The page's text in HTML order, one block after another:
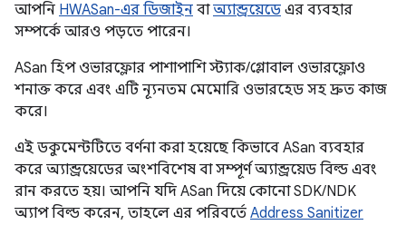
আপনি HWASan-এর ডিজাইন বাঅ্যান্ড্রয়েডে এর ব্যবহার
সম্পর্কে আরও পড়তে পারেন।
ASan হিপ ওভারফ্লোর পাশাপাশি স্ট্যাক/গ্লোবাল ওভারফ্লোও
শনাক্ত করে এবং এটি ন্যূনতম মেমোরি ওভারহেড সহ দ্রুত কাজ
করে।
এই ডকুমেন্টটিতে বর্ণনা করা হয়েছে কিভাবে ASan ব্যবহার
করে অ্যান্ড্রয়েডের অংশবিশেষ বা সম্পূর্ণ অ্যান্ড্রয়েড বিল্ড এবং
রান করতে হয়। আপনি যদি ASan দিয়ে কোনো SDK/NDK
অ্যাপ বিল্ড করেন, তাহলে এর পরিবর্তে Address Sanitizer